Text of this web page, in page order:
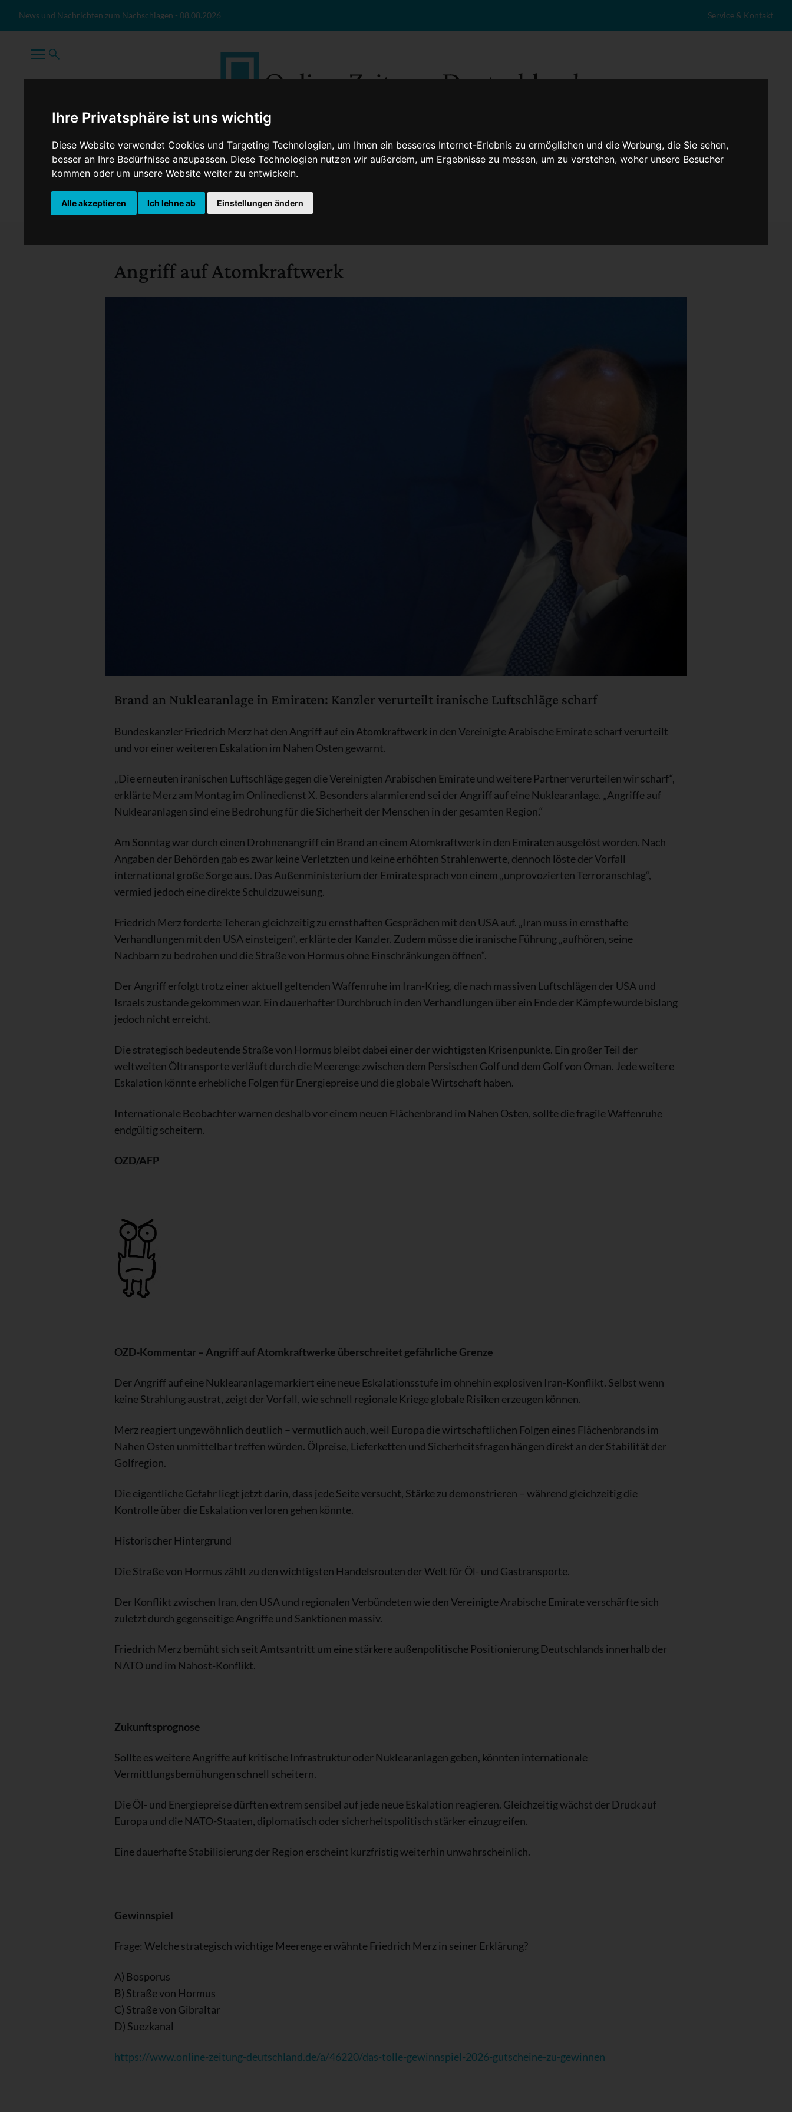
Ihre Privatsphäre ist uns wichtig
Diese Website verwendet Cookies und Targeting Technologien, um Ihnen ein besseres Internet-Erlebnis zu ermöglichen und die Werbung, die Sie sehen,
besser an Ihre Bedürfnisse anzupassen. Diese Technologien nutzen wir außerdem, um Ergebnisse zu messen, um zu verstehen, woher unsere Besucher
kommen oder um unsere Website weiter zu entwickeln.
Alle akzeptieren Ich lehne ab Einstellungen ändern
News und Nachrichten zum Nachschlagen - 08.08.2026 Service & Kontakt
TopNews Politik Sport Wirtschaft Firmennews Gesellschaft
Angriff auf Atomkraftwerk
Brand an Nuklearanlage in Emiraten: Kanzler verurteilt iranische Luftschläge scharf
Bundeskanzler Friedrich Merz hat den Angriff auf ein Atomkraftwerk in den Vereinigte Arabische Emirate scharf verurteilt
und vor einer weiteren Eskalation im Nahen Osten gewarnt.
„Die erneuten iranischen Luftschläge gegen die Vereinigten Arabischen Emirate und weitere Partner verurteilen wir scharf“,
erklärte Merz am Montag im Onlinedienst X. Besonders alarmierend sei der Angriff auf eine Nuklearanlage. „Angriffe auf
Nuklearanlagen sind eine Bedrohung für die Sicherheit der Menschen in der gesamten Region.“
Am Sonntag war durch einen Drohnenangriff ein Brand an einem Atomkraftwerk in den Emiraten ausgelöst worden. Nach
Angaben der Behörden gab es zwar keine Verletzten und keine erhöhten Strahlenwerte, dennoch löste der Vorfall
international große Sorge aus. Das Außenministerium der Emirate sprach von einem „unprovozierten Terroranschlag“,
vermied jedoch eine direkte Schuldzuweisung.
Friedrich Merz forderte Teheran gleichzeitig zu ernsthaften Gesprächen mit den USA auf. „Iran muss in ernsthafte
Verhandlungen mit den USA einsteigen“, erklärte der Kanzler. Zudem müsse die iranische Führung „aufhören, seine
Nachbarn zu bedrohen und die Straße von Hormus ohne Einschränkungen öffnen“.
Der Angriff erfolgt trotz einer aktuell geltenden Waffenruhe im Iran-Krieg, die nach massiven Luftschlägen der USA und
Israels zustande gekommen war. Ein dauerhafter Durchbruch in den Verhandlungen über ein Ende der Kämpfe wurde bislang
jedoch nicht erreicht.
Die strategisch bedeutende Straße von Hormus bleibt dabei einer der wichtigsten Krisenpunkte. Ein großer Teil der
weltweiten Öltransporte verläuft durch die Meerenge zwischen dem Persischen Golf und dem Golf von Oman. Jede weitere
Eskalation könnte erhebliche Folgen für Energiepreise und die globale Wirtschaft haben.
Internationale Beobachter warnen deshalb vor einem neuen Flächenbrand im Nahen Osten, sollte die fragile Waffenruhe
endgültig scheitern.
OZD/AFP
OZD-Kommentar – Angriff auf Atomkraftwerke überschreitet gefährliche Grenze
Der Angriff auf eine Nuklearanlage markiert eine neue Eskalationsstufe im ohnehin explosiven Iran-Konflikt. Selbst wenn
keine Strahlung austrat, zeigt der Vorfall, wie schnell regionale Kriege globale Risiken erzeugen können.
Merz reagiert ungewöhnlich deutlich – vermutlich auch, weil Europa die wirtschaftlichen Folgen eines Flächenbrands im
Nahen Osten unmittelbar treffen würden. Ölpreise, Lieferketten und Sicherheitsfragen hängen direkt an der Stabilität der
Golfregion.
Die eigentliche Gefahr liegt jetzt darin, dass jede Seite versucht, Stärke zu demonstrieren – während gleichzeitig die
Kontrolle über die Eskalation verloren gehen könnte.
Historischer Hintergrund
Die Straße von Hormus zählt zu den wichtigsten Handelsrouten der Welt für Öl- und Gastransporte.
Der Konflikt zwischen Iran, den USA und regionalen Verbündeten wie den Vereinigte Arabische Emirate verschärfte sich
zuletzt durch gegenseitige Angriffe und Sanktionen massiv.
Friedrich Merz bemüht sich seit Amtsantritt um eine stärkere außenpolitische Positionierung Deutschlands innerhalb der
NATO und im Nahost-Konflikt.
Zukunftsprognose
Sollte es weitere Angriffe auf kritische Infrastruktur oder Nuklearanlagen geben, könnten internationale
Vermittlungsbemühungen schnell scheitern.
Die Öl- und Energiepreise dürften extrem sensibel auf jede neue Eskalation reagieren. Gleichzeitig wächst der Druck auf
Europa und die NATO-Staaten, diplomatisch oder sicherheitspolitisch stärker einzugreifen.
Eine dauerhafte Stabilisierung der Region erscheint kurzfristig weiterhin unwahrscheinlich.
Gewinnspiel
Frage: Welche strategisch wichtige Meerenge erwähnte Friedrich Merz in seiner Erklärung?
A) Bosporus
B) Straße von Hormus
C) Straße von Gibraltar
D) Suezkanal
https://www.online-zeitung-deutschland.de/a/46220/das-tolle-gewinnspiel-2026-gutscheine-zu-gewinnen